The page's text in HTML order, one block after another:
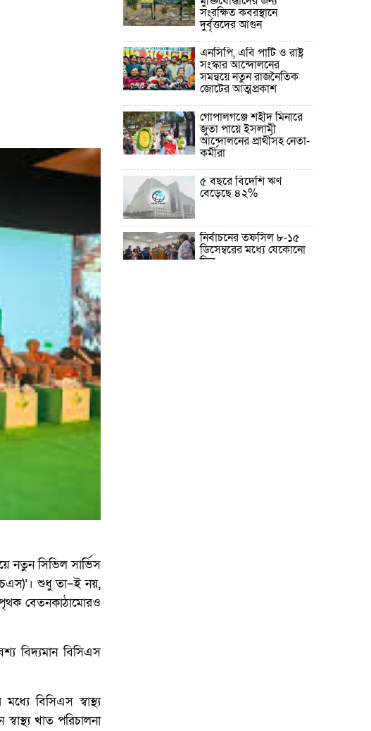
নতুন সিভিল সার্ভিস
শুধু তা–ই নয়,
বেতনকাঠামোরও
বিদ্যমান বিসিএস
বিসিএস স্বাস্থ্য
খাত পরিচালনা
সংরক্ষিত কবরস্থানে
দুর্বৃত্তদের আগুন
এনসিপি, এবি পার্টি ও রাষ্ট্র
সংস্কার আন্দোলনের
সমন্বয়ে নতুন রাজনৈতিক
জোটের আত্মপ্রকাশ
গোপালগঞ্জে শহীদ মিনারে
জুতা পায়ে ইসলামী
আন্দোলনের প্রার্থীসহ নেতা-
কর্মীরা
৫ বছরে বিদেশি ঋণ
বেড়েছে ৪২%
নির্বাচনের তফসিল ৮-১৫
ডিসেম্বরের মধ্যে যেকোনো
দিন